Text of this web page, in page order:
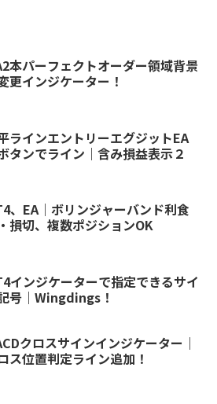
本パーフェクトオーダー領域背景
更インジケーター！
ラインエントリーエグジットEA
タンでライン｜含み損益表示２
、EA｜ボリンジャーバンド利食
損切、複数ポジションOK
インジケーターで指定できるサイ
号｜Wingdings！
クロスサインインジケーター｜
ス位置判定ライン追加！